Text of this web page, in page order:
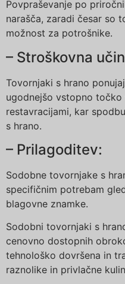
Povpraševanje po
narašča, zaradi česar so
možnost za potrošnike.
– Stroškovna
Tovornjaki s hrano
ugodnejšo vstopno
restavracijami, kar
s hrano.
– Prilagoditev:
Sodobne tovornjake s
specifičnim potrebam
blagovne znamke.
Sodobni tovornjaki s
cenovno dostopnih
tehnološko dovršena in
raznolike in privlačne